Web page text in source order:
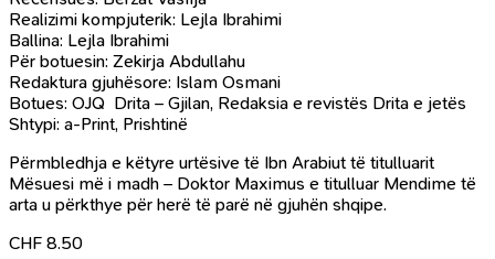
Realizimi kompjuterik: Lejla Ibrahimi
Ballina: Lejla Ibrahimi
Për botuesin: Zekirja Abdullahu
Redaktura gjuhësore: Islam Osmani
Botues: OJQ Drita – Gjilan, Redaksia e revistës Drita e jetës
Shtypi: a-Print, Prishtinë
Përmbledhja e këtyre urtësive të Ibn Arabiut të titulluarit
Mësuesi më i madh – Doktor Maximus e titulluar Mendime të
arta u përkthye për herë të parë në gjuhën shqipe.
CHF 8.50